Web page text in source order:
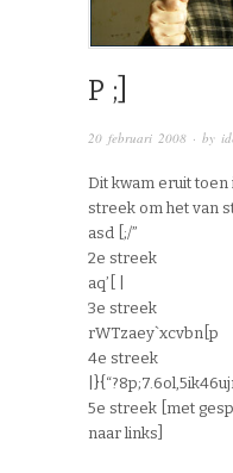
P ;]
20 februari 2008 · by
Dit kwam eruit
streek om het van
asd [;/”
2e streek
aq’[ |
3e streek
rWTzaey`xcvbn[p
4e streek
5e streek [met
naar links]